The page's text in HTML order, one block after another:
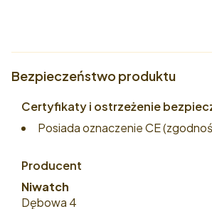
Bezpieczeństwo produktu
Certyfikaty i ostrzeżenie
Posiada oznaczenie CE
Producent
Niwatch
Dębowa 4